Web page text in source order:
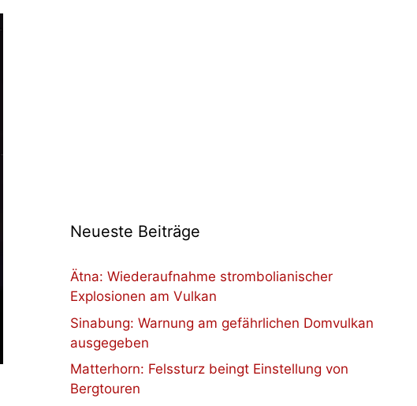
Neueste Beiträge
Ätna: Wiederaufnahme strombolianischer
Explosionen am Vulkan
Sinabung: Warnung am gefährlichen Domvulkan
ausgegeben
Matterhorn: Felssturz beingt Einstellung von
Bergtouren